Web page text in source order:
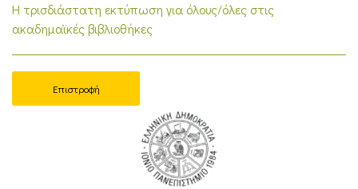
Η τρισδιάστατη εκτύπωση για όλους/όλες στις
ακαδημαϊκές βιβλιοθήκες
Επιστροφή